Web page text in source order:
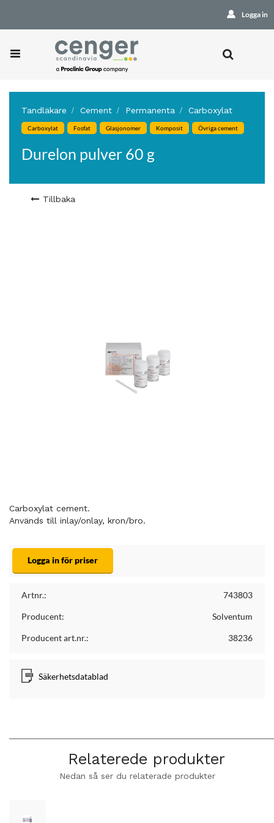
Logga in
Tandläkare Cement Permanenta Carboxylat
Carboxylat Fosfat Glasjonomer Komposit Övriga cement
Durelon pulver 60 g
Tillbaka
Carboxylat cement.
Används till inlay/onlay, kron/bro.
Logga in för priser
Artnr.: 743803
Producent: Solventum
Producent art.nr.: 38236
Säkerhetsdatablad
Relaterede produkter
Nedan så ser du relaterade produkter